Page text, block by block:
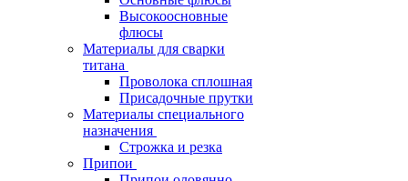
Высокоосновные
флюсы
Материалы для сварки
титана
Проволока сплошная
Присадочные прутки
Материалы специального
назначения
Строжка и резка
Припои